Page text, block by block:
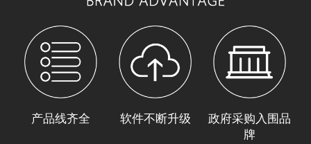
产品线齐全 软件不断升级
政府采购入围品
牌